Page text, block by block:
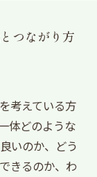
つながり方
考えている方
体どのような
いのか、どう
きるのか、わ